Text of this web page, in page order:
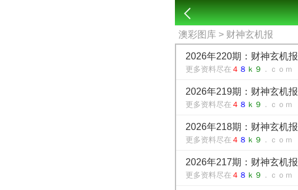
澳彩图库 > 财神玄机报
2026年220期：财神玄机报
更多资料尽在 ４ ８ ｋ９ ．ｃｏｍ
2026年219期：财神玄机报
更多资料尽在 ４ ８ ｋ９ ．ｃｏｍ
2026年218期：财神玄机报
更多资料尽在 ４ ８ ｋ９ ．ｃｏｍ
2026年217期：财神玄机报
更多资料尽在 ４ ８ ｋ９ ．ｃｏｍ